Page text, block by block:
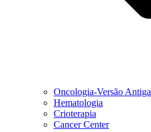
Oncologia-Versão Antiga
Hematologia
Crioterapia
Cancer Center